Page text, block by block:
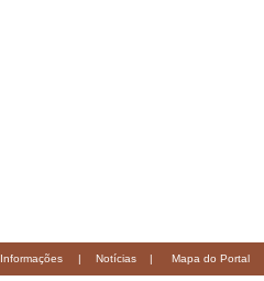
Informações | Notícias | Mapa do Portal